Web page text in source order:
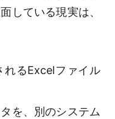
している現実は、
れるExcelファイル
を、別のシステム